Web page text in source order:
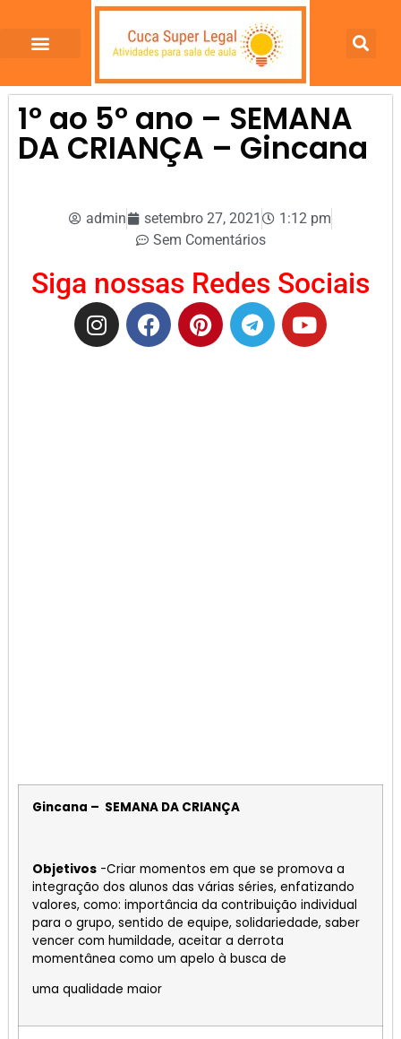
1º ao 5º ano – SEMANA
DA CRIANÇA – Gincana
admin setembro 27, 2021
1:12 pm
Sem Comentários
Siga nossas Redes Sociais
Gincana – SEMANA DA CRIANÇA
Objetivos -Criar momentos em que se promova a
integração dos alunos das várias séries, enfatizando
valores, como: importância da contribuição individual
para o grupo, sentido de equipe, solidariedade, saber
vencer com humildade, aceitar a derrota
momentânea como um apelo à busca de
uma qualidade maior